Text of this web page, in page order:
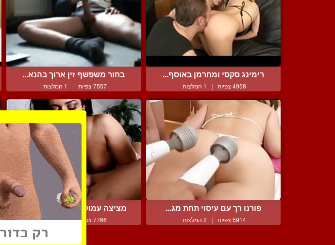
רימינג סקסי ומחרמן באוסף...
4958 צפיות | 1 המלצות
בחור משפשף זין ארוך בהנא...
7557 צפיות | 1 המלצות
פורנו רך עם עיסוי תחת מג...
5914 צפיות | 2 המלצות
מציצה עמוקה רטובה ומרושל...
7766 צפיות | 1 המלצות
צור קשר